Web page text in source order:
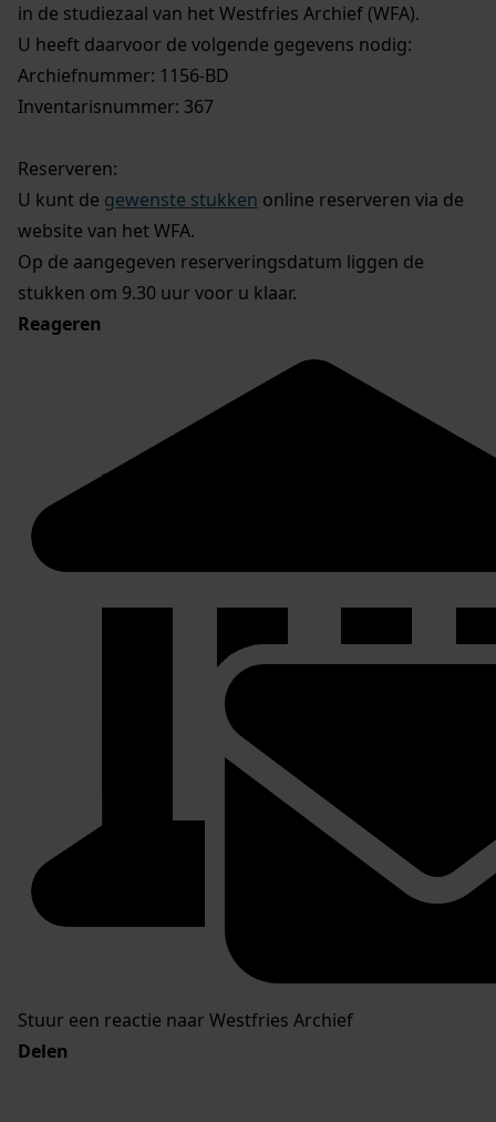
in de studiezaal van het Westfries Archief (WFA).
U heeft daarvoor de volgende gegevens nodig:
Archiefnummer: 1156-BD
Inventarisnummer: 367
Reserveren:
U kunt de gewenste stukken online reserveren via de
website van het WFA.
Op de aangegeven reserveringsdatum liggen de
stukken om 9.30 uur voor u klaar.
Reageren
Stuur een reactie naar Westfries Archief
Delen